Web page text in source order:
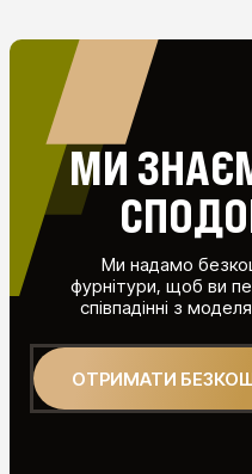
МИ
Ми надамо
фурнітури, щоб ви
співпадінні з
ОТРИМАТИ